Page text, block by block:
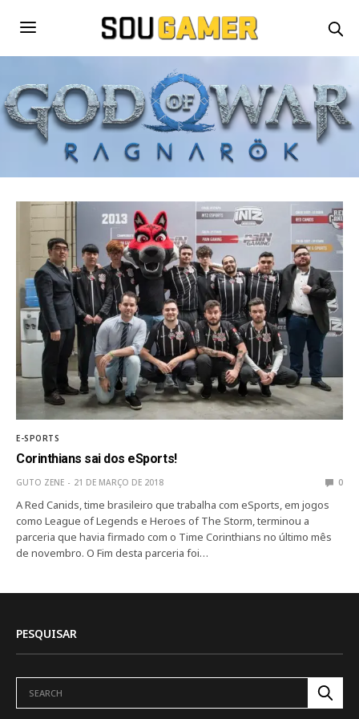
E-SPORTS
Corinthians sai dos eSports!
GUTO ZENE 21 DE MARÇO DE 2018 0
A Red Canids, time brasileiro que trabalha com eSports, em jogos
como League of Legends e Heroes of The Storm, terminou a
parceria que havia firmado com o Time Corinthians no último mês
de novembro. O Fim desta parceria foi…
PESQUISAR